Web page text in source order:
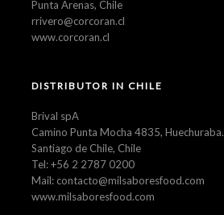
Punta Arenas, Chile
rrivero@corcoran.cl
www.corcoran.cl
DISTRIBUTOR IN CHILE
Brival spA
Camino Punta Mocha 4835, Huechuraba.
Santiago de Chile, Chile
Tel: +56 2 2787 0200
Mail: contacto@milsaboresfood.com
www.milsaboresfood.com